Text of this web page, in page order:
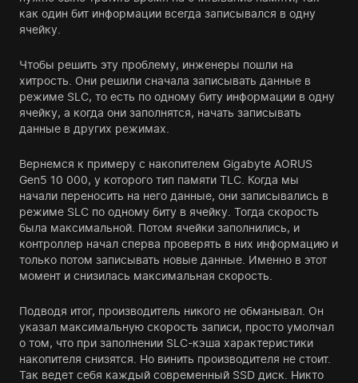
как один бит информации всегда записывался в одну
ячейку.
Чтобы решить эту проблему, инженеры пошли на
хитрость. Они решили сначала записывать данные в
режиме SLC, то есть по одному биту информации в одну
ячейку, а когда они заполнятся, начать записывать
данные в других режимах.
Вернемся к примеру с накопителем Gigabyte AORUS
Gen5 10 000, у которого тип памяти TLC. Когда мы
начали переносить на него данные, они записывались в
режиме SLC по одному биту в ячейку. Тогда скорость
была максимальной. Потом ячейки заполнились, и
контроллер начал сперва проверять в них информацию и
только потом записывать новые данные. Именно в этот
момент и снизилась максимальная скорость.
Подводя итог, производитель никого не обманывал. Он
указал максимальную скорость записи, просто умолчал
о том, что при заполнении SLC-кэша характеристики
накопителя снизятся. Но винить производителя не стоит.
Так ведет себя каждый современный SSD диск. Никто